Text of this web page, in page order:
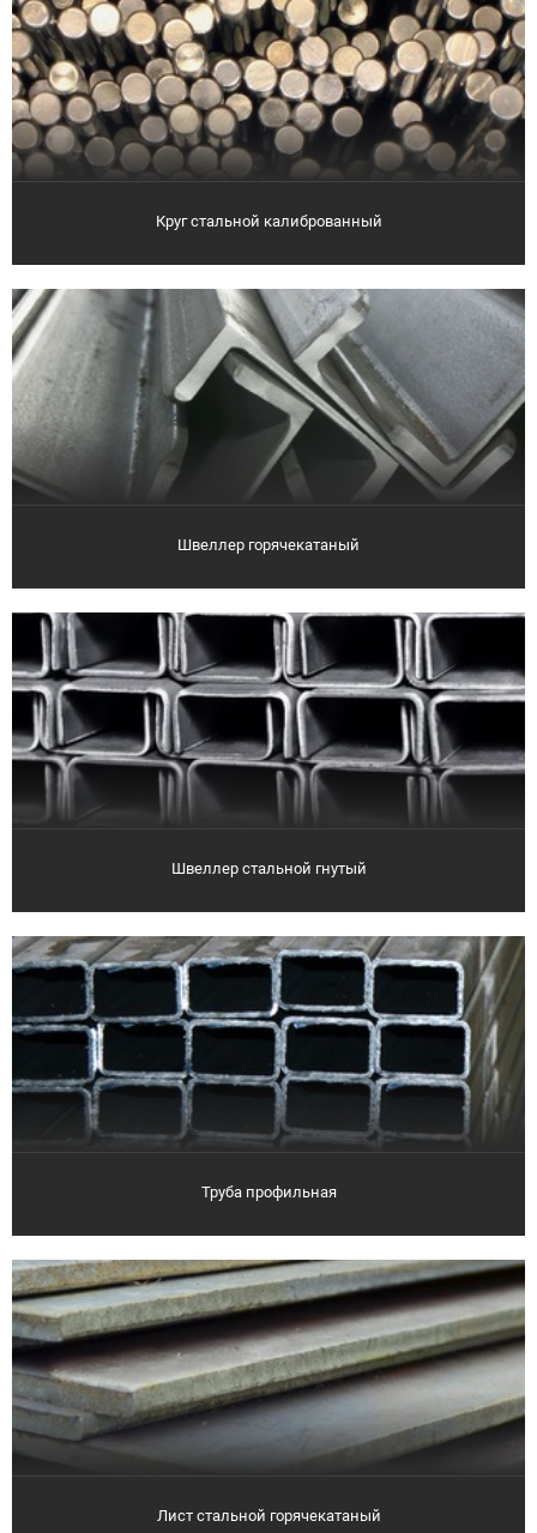
Круг стальной калиброванный
Швеллер горячекатаный
Швеллер стальной гнутый
Труба профильная
Лист стальной горячекатаный